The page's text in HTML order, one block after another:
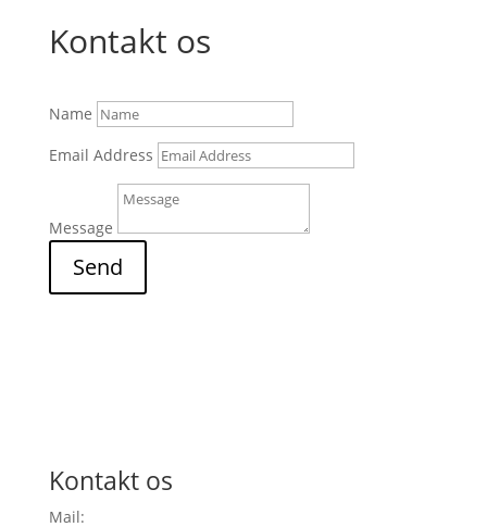
Kontakt os
Name
Email Address
Message
Send
Kontakt os
Mail: